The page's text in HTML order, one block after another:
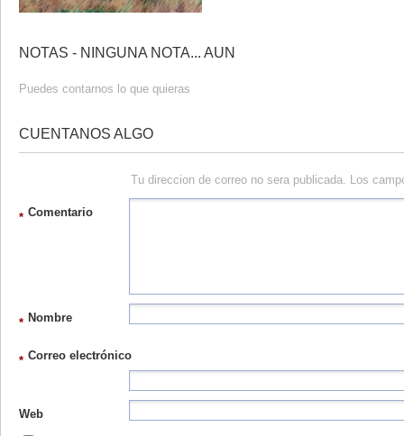
NOTAS - NINGUNA NOTA... AUN
Puedes contarnos lo que quieras
CUENTANOS ALGO
Tu direccion de correo no sera publicada. Los
Comentario
*
Nombre
*
Correo electrónico
*
Web